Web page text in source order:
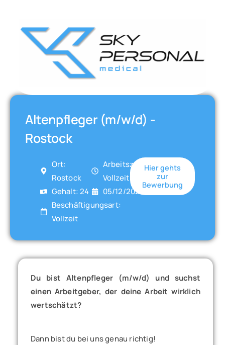
Altenpfleger (m/w/d) -
Rostock
Ort:
Rostock
Gehalt: 24
Beschäftigungsart:
Vollzeit
Arbeitszeit:
Vollzeit
05/12/2025
Hier gehts
zur
Bewerbung
Du bist Altenpfleger (m/w/d) und suchst
einen Arbeitgeber, der deine Arbeit wirklich
wertschätzt?
Dann bist du bei uns genau richtig!